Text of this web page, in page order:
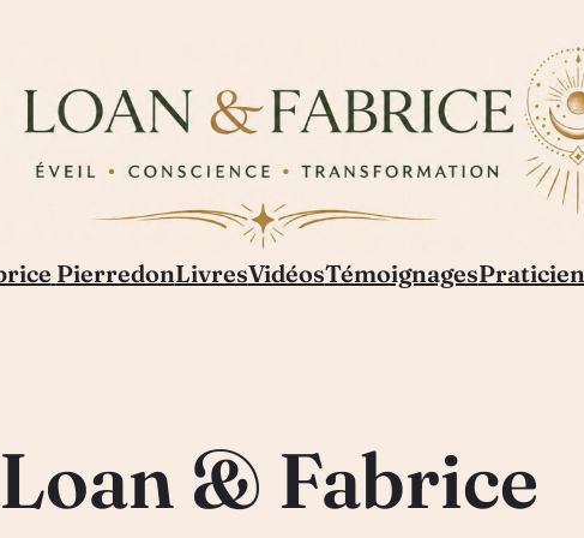
PierredonLivresVidéosTémoignages
Loan & Fabrice